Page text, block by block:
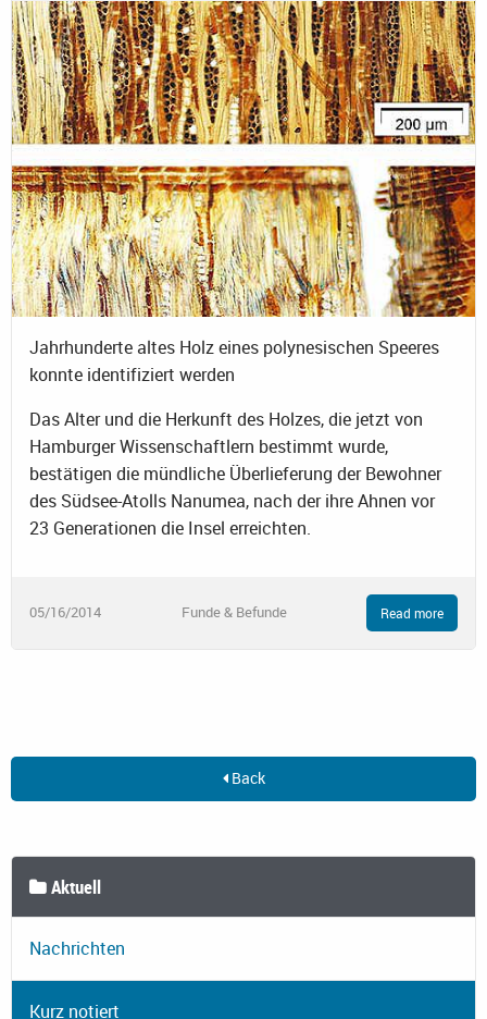
Jahrhunderte altes Holz eines polynesischen Speeres
konnte identifiziert werden
Das Alter und die Herkunft des Holzes, die jetzt von
Hamburger Wissenschaftlern bestimmt wurde,
bestätigen die mündliche Überlieferung der Bewohner
des Südsee-Atolls Nanumea, nach der ihre Ahnen vor
23 Generationen die Insel erreichten.
05/16/2014 Funde & Befunde Read more
Back
Aktuell
Nachrichten
Kurz notiert